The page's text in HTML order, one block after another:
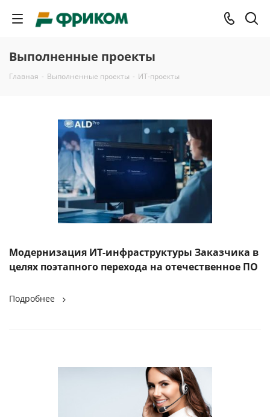
Выполненные проекты
Главная - Выполненные проекты - ИТ-проекты
Модернизация ИТ-инфраструктуры Заказчика в
целях поэтапного перехода на отечественное ПО
Подробнее